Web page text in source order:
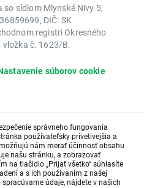
so sídlom Mlynské Nivy 5,
DIČ: SK
registri Okresného
vložka č. 1623/B.
súborov cookie
správneho fungovania
používateľsky prívetivejšia a
nám merať účinnosť obsahu
našu stránku, a zobrazovať
na tlačidlo „Prijať všetko“ súhlasíte
a s ich používaním z našej
údaje, nájdete v našich